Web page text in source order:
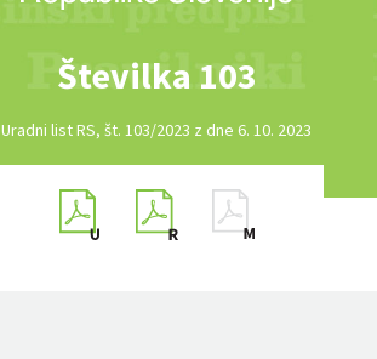
Številka 103
Uradni list RS, št. 103/2023 z dne 6. 10. 2023